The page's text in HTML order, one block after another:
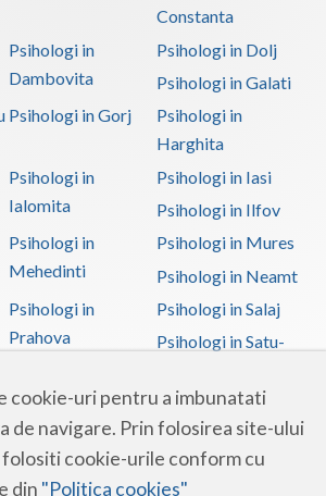
cookie-uri pentru a imbunatati
de navigare. Prin folosirea site-ului
cookie-urile conform cu
din "Politica cookies"
Constanta
Psihologi in
Dambovita
Psihologi in Dolj
Psihologi in Galati
Psihologi in Gorj
Psihologi in
Harghita
Psihologi in
Ialomita
Psihologi in Iasi
Psihologi in Ilfov
Psihologi in
Mehedinti
Psihologi in Mures
Psihologi in Neamt
Psihologi in
Prahova
Psihologi in Salaj
Psihologi in Satu-
Psihologi in
Suceava
Psihologi in
Teleorman
Psihologi in Tulcea Psihologi in Valcea